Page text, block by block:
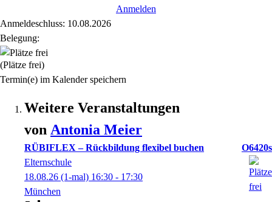
Anmelden
Anmeldeschluss: 10.08.2026
Belegung:
(Plätze frei)
Termin(e) im Kalender speichern
Weitere Veranstaltungen
von Antonia Meier
RÜBIFLEX – Rückbildung flexibel buchen
O6420s
Elternschule
18.08.26 (1-mal) 16:30 - 17:30
München